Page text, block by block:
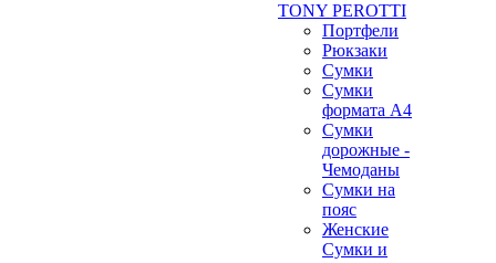
TONY PEROTTI
Портфели
Рюкзаки
Сумки
Сумки
формата А4
Сумки
дорожные -
Чемоданы
Сумки на
пояс
Женские
Сумки и